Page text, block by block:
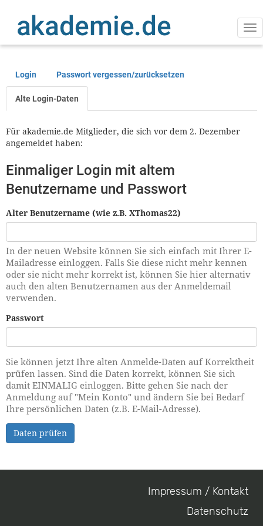
Inhalt
Primäre
Reiter
Login Passwort vergessen/zurücksetzen
Alte Login-Daten
Für akademie.de Mitglieder, die sich vor dem 2. Dezember
angemeldet haben:
Einmaliger Login mit altem
Benutzername und Passwort
Alter Benutzername (wie z.B. XThomas22)
In der neuen Website können Sie sich einfach mit Ihrer E-
Mailadresse einloggen. Falls Sie diese nicht mehr kennen
oder sie nicht mehr korrekt ist, können Sie hier alternativ
auch den alten Benutzernamen aus der Anmeldemail
verwenden.
Passwort
Sie können jetzt Ihre alten Anmelde-Daten auf Korrektheit
prüfen lassen. Sind die Daten korrekt, können Sie sich
damit EINMALIG einloggen. Bitte gehen Sie nach der
Anmeldung auf "Mein Konto" und ändern Sie bei Bedarf
Ihre persönlichen Daten (z.B. E-Mail-Adresse).
Daten prüfen
Impressum / Kontakt
Datenschutz